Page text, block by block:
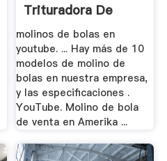
Trituradora De
Cono
molinos de bolas en
youtube. ... Hay más de 10
modelos de molino de
bolas en nuestra empresa,
y las especificaciones .
YouTube. Molino de bola
de venta en Amerika ...